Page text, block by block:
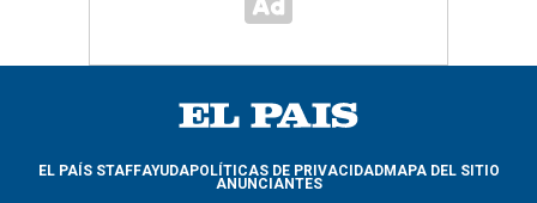
EL PAÍS STAFFAYUDAPOLÍTICAS DE PRIVACIDADMAPA DEL SITIO
ANUNCIANTES